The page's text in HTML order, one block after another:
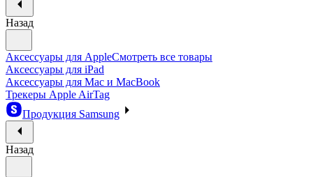
Назад
Аксессуары для AppleСмотреть все товары
Аксессуары для iPad
Аксессуары для Mac и MacBook
Трекеры Apple AirTag
Продукция Samsung
Назад